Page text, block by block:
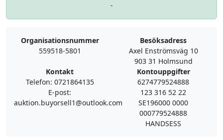
-
Organisationsnummer
559518-5801
Besöksadress
Axel Enströmsväg 10
903 31 Holmsund
Kontakt
Telefon: 0721864135
E-post:
auktion.buyorsell1@outlook.com
Kontouppgifter
6274779524888
123 316 52 22
SE196000 0000
000779524888
HANDSESS